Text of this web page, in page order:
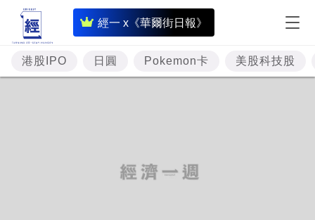
經一 x《華爾街日報》
即
時
財
經
港股IPO 日圓 Pokemon卡 美股科技股